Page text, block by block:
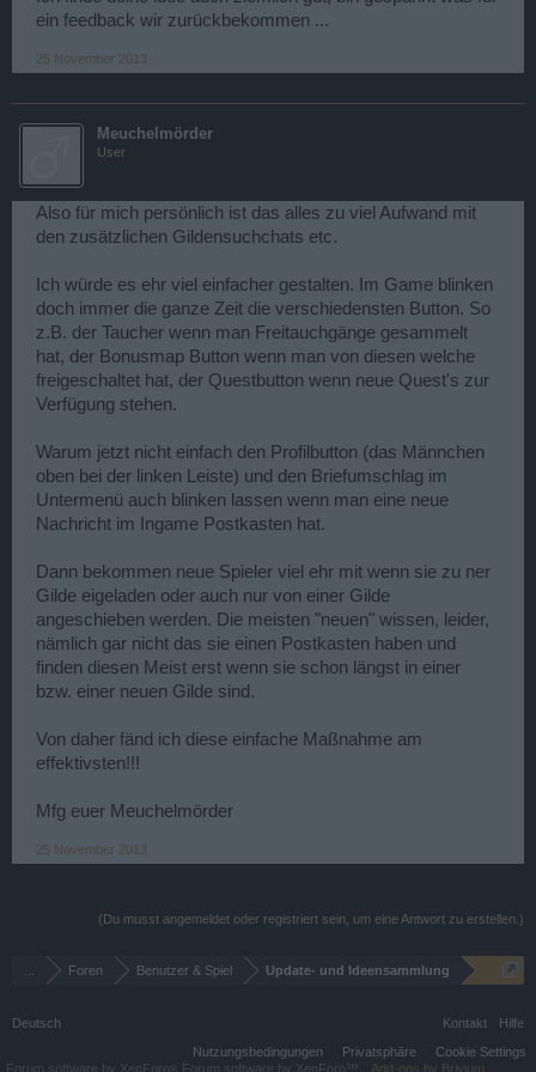
ein feedback wir zurückbekommen ...
25 November 2013
Meuchelmörder
User
Also für mich persönlich ist das alles zu viel Aufwand mit
den zusätzlichen Gildensuchchats etc.
Ich würde es ehr viel einfacher gestalten. Im Game blinken
doch immer die ganze Zeit die verschiedensten Button. So
z.B. der Taucher wenn man Freitauchgänge gesammelt
hat, der Bonusmap Button wenn man von diesen welche
freigeschaltet hat, der Questbutton wenn neue Quest's zur
Verfügung stehen.
Warum jetzt nicht einfach den Profilbutton (das Männchen
oben bei der linken Leiste) und den Briefumschlag im
Untermenü auch blinken lassen wenn man eine neue
Nachricht im Ingame Postkasten hat.
Dann bekommen neue Spieler viel ehr mit wenn sie zu ner
Gilde eigeladen oder auch nur von einer Gilde
angeschieben werden. Die meisten "neuen" wissen, leider,
nämlich gar nicht das sie einen Postkasten haben und
finden diesen Meist erst wenn sie schon längst in einer
bzw. einer neuen Gilde sind.
Von daher fänd ich diese einfache Maßnahme am
effektivsten!!!
Mfg euer Meuchelmörder
25 November 2013
(Du musst angemeldet oder registriert sein, um eine Antwort zu erstellen.)
Foren Benutzer & Spiel Update- und Ideensammlung
Deutsch Kontakt
Hilfe
Nutzungsbedingungen
Privatsphäre
Cookie Settings
Forum software by XenForo
Forum software by XenForo™ Add-ons by Brivium